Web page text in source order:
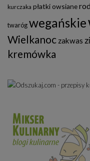
kurczaka płatki owsiane
twarógwegańskie
Wielkanoc zakwas
kremówka